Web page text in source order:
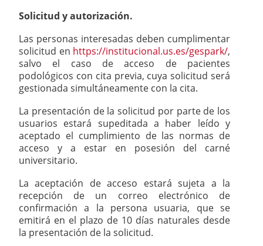
Solicitud y autorización.
Las personas interesadas deben cumplimentar
solicitud en https://institucional.us.es/gespark/,
salvo el caso de acceso de pacientes
podológicos con cita previa, cuya solicitud será
gestionada simultáneamente con la cita.
La presentación de la solicitud por parte de los
usuarios estará supeditada a haber leído y
aceptado el cumplimiento de las normas de
acceso y a estar en posesión del carné
universitario.
La aceptación de acceso estará sujeta a la
recepción de un correo electrónico de
confirmación a la persona usuaria, que se
emitirá en el plazo de 10 días naturales desde
la presentación de la solicitud.